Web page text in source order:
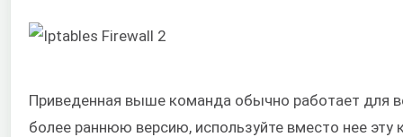
Приведенная выше команда обычно работает для
более раннюю версию, используйте вместо нее эту